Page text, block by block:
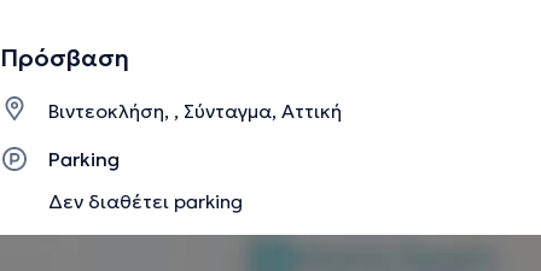
Πανεπιστημίου Αθηνών. Επιπλέον, με στόχο τη συνεχή
παρακολουθήσει πλήθος σεμιναρίων. Έχει
πραγματοποιήσει την πρακτική της άσκηση στον τομέα
της ψυχοπαθολογίας στο Αιγινήτειο Νοσοκομείο και
μετέπειτα στο Ψυχιατρικό Νοσοκομείο Αττικής
"Δρομοκαΐτειο" και στο Κέντρο Ψυχικής Υγείας
Πρόσβαση
Βιντεοκλήση, , Σύνταγμα, Αττική
Parking
Δεν διαθέτει parking